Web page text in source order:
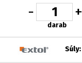
- +
darab
Súly: